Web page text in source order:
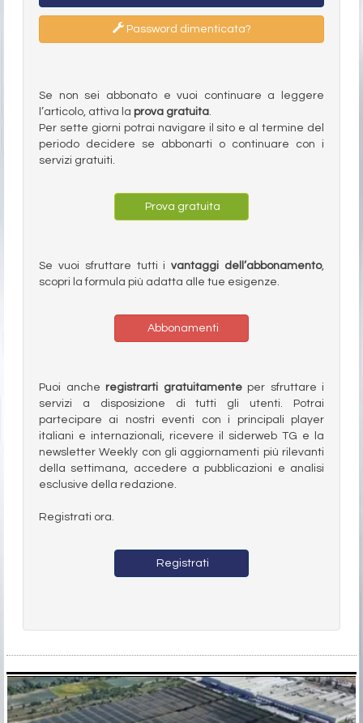
Password dimenticata?
Se non sei abbonato e vuoi continuare a leggere
l’articolo, attiva la prova gratuita
Per sette giorni potrai navigare il sito e al termine del
periodo decidere se abbonarti o continuare con i
servizi gratuiti.
Prova gratuita
Se vuoi sfruttare tutti ivantaggi dell’abbonamento,
scopri la formula più adatta alle tue esigenze.
Abbonamenti
Puoi anche registrarti gratuitamenteper sfruttare i
servizi a disposizione di tutti gli utenti. Potrai
partecipare ai nostri eventi con i principali player
italiani e internazionali, ricevere il siderweb TG e la
newsletter Weekly con gli aggiornamenti più rilevanti
della settimana, accedere a pubblicazioni e analisi
esclusive della redazione.
Registrati ora.
Registrati